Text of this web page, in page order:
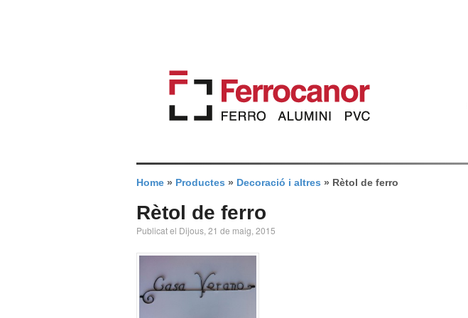
Home » Productes » Decoració i altres » Rètol de ferro
Rètol de ferro
Publicat el Dijous, 21 de maig, 2015